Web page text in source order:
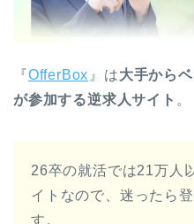
『OfferBox 』は大手から
が参加する逆求人サイト 。
26卒の就活では21万人
イトなので、迷ったら
す。